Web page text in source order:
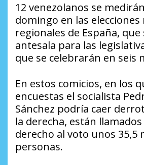
12 venezolanos se
domingo en las
regionales de España,
antesala para las
que se celebrarán en seis
En estos comicios, en los
encuestas el socialista
Sánchez podría caer
la derecha, están
derecho al voto unos 35,5
personas.